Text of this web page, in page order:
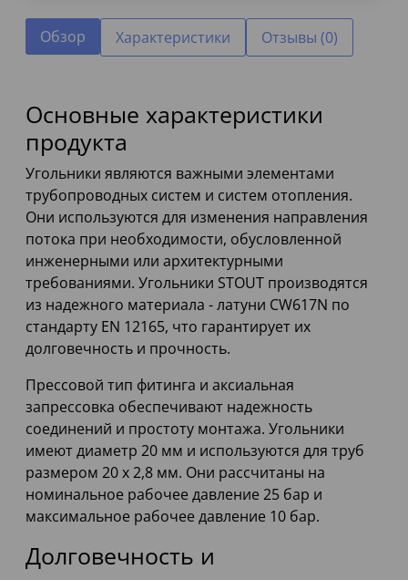
Обзор Характеристики Отзывы (0)
Основные характеристики
продукта
Угольники являются важными элементами
трубопроводных систем и систем отопления.
Они используются для изменения направления
потока при необходимости, обусловленной
инженерными или архитектурными
требованиями. Угольники STOUT производятся
из надежного материала - латуни CW617N по
стандарту EN 12165, что гарантирует их
долговечность и прочность.
Прессовой тип фитинга и аксиальная
запрессовка обеспечивают надежность
соединений и простоту монтажа. Угольники
имеют диаметр 20 мм и используются для труб
размером 20 x 2,8 мм. Они рассчитаны на
номинальное рабочее давление 25 бар и
максимальное рабочее давление 10 бар.
Долговечность и